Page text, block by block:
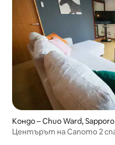
Кондо – Chuo Ward, Sapporo
Центърът на Сапото 2